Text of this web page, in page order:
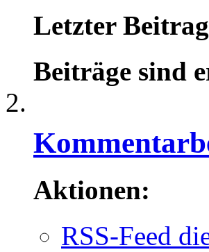
Letzter
Beiträge sind
Aktionen:
RSS-Feed